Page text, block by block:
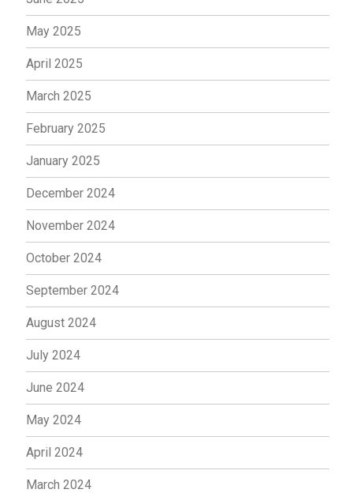
May 2025
April 2025
March 2025
February 2025
January 2025
December 2024
November 2024
October 2024
September 2024
August 2024
July 2024
June 2024
May 2024
April 2024
March 2024